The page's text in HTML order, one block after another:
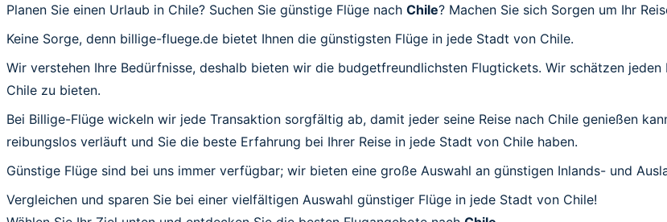
Planen Sie einen Urlaub in Chile? Suchen Sie günstige Flüge nach Chile? Machen Sie sich Sorgen um Ihr
Keine Sorge, denn billige-fluege.de bietet Ihnen die günstigsten Flüge in jede Stadt von Chile.
Wir verstehen Ihre Bedürfnisse, deshalb bieten wir die budgetfreundlichsten Flugtickets. Wir schätzen
Chile zu bieten.
Bei Billige-Flüge wickeln wir jede Transaktion sorgfältig ab, damit jeder seine Reise nach Chile genießen
reibungslos verläuft und Sie die beste Erfahrung bei Ihrer Reise in jede Stadt von Chile haben.
Günstige Flüge sind bei uns immer verfügbar; wir bieten eine große Auswahl an günstigen Inlands- und
Vergleichen und sparen Sie bei einer vielfältigen Auswahl günstiger Flüge in jede Stadt von Chile!